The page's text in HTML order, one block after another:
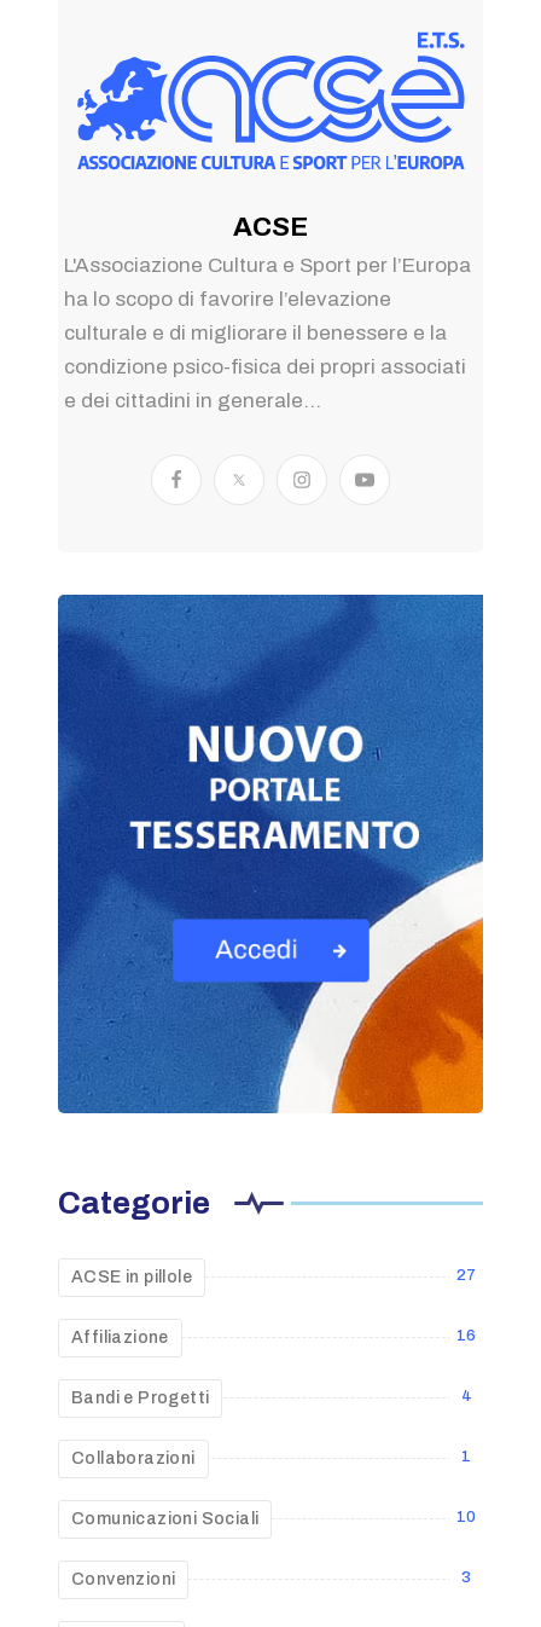
ACSE
L'Associazione Cultura e Sport per l’Europa
ha lo scopo di favorire l’elevazione
culturale e di migliorare il benessere e la
condizione psico-fisica dei propri associati
e dei cittadini in generale...
Categorie
ACSE in pillole 27
Affiliazione 16
Bandi e Progetti 4
Collaborazioni 1
Comunicazioni Sociali 10
Convenzioni 3